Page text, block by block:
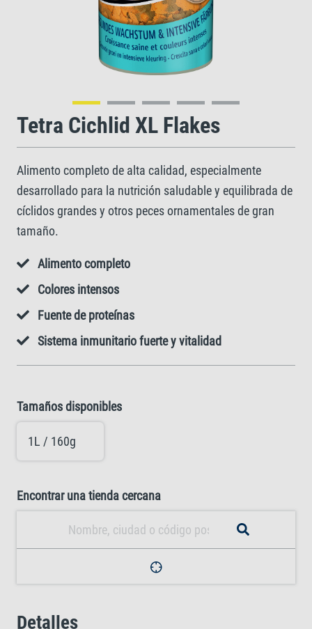
Tetra Cichlid XL Flakes
Alimento completo de alta calidad, especialmente
desarrollado para la nutrición saludable y equilibrada de
cíclidos grandes y otros peces ornamentales de gran
tamaño.
Alimento completo
Colores intensos
Fuente de proteínas
Sistema inmunitario fuerte y vitalidad
Tamaños disponibles
1L / 160g
Encontrar una tienda cercana
Detalles